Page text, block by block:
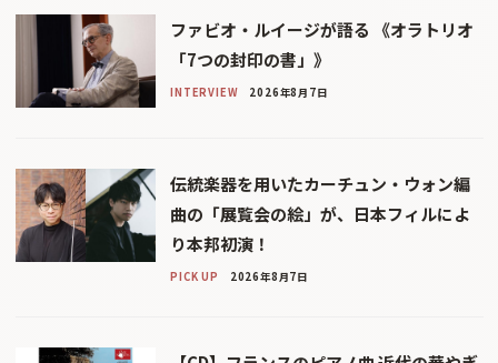
ファビオ・ルイージが語る 《オラトリオ
「7つの封印の書」》
INTERVIEW 2026年8月7日
伝統楽器を用いたカーチュン・ウォン編
曲の「展覧会の絵」が、日本フィルによ
り本邦初演！
PICK UP 2026年8月7日